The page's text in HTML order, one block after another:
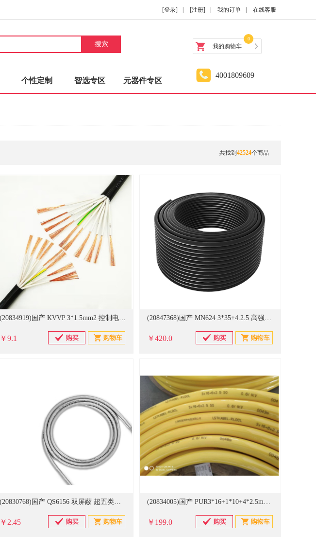
[登录] [注册] 我的订单 在线客服
搜索 我的购物车
0
个性定制 智选专区 元器件专区
4001809609
共找到 42524个商品
(20834919)国产 KVVP 3*1.5mm2 控制电缆(单位：米)
￥9.1
(20847368)国产 MN624 3*35+4.2.5 高强度防腐（加填充物行车使用） 电缆(单位：米)
￥420.0
(20830768)国产 QS6156 双屏蔽 超五类网线(单位：米)
￥2.45
(20834005)国产 PUR3*16+1*10+4*2.5mm2 PUR特种拖链电缆(单位：米)
￥199.0